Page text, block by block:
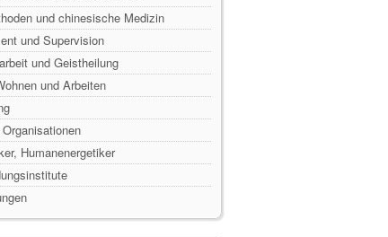
und chinesische Medizin
und Supervision
und Geistheilung
und Arbeiten
Humanenergetiker